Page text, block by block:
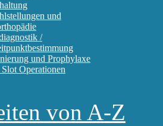
und
/
und Prophylaxe
Operationen
von A-Z